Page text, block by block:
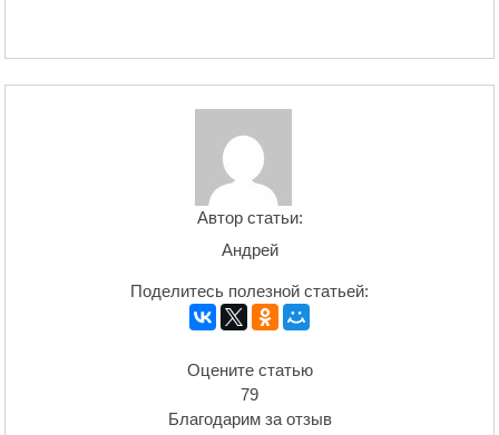
Автор статьи:
Андрей
Поделитесь полезной статьей:
Оцените статью
79
Благодарим за отзыв